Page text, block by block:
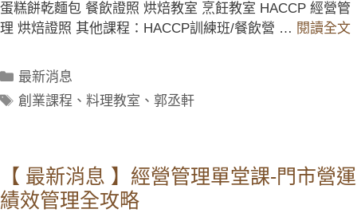
蛋糕餅乾麵包 餐飲證照 烘焙教室 烹飪教室 HACCP 經營管
理 烘焙證照 其他課程：HACCP訓練班/餐飲營 … 閱讀全文
最新消息
創業課程 、料理教室 、郭丞軒
【 最新消息 】經營管理單堂課-門市營運
績效管理全攻略